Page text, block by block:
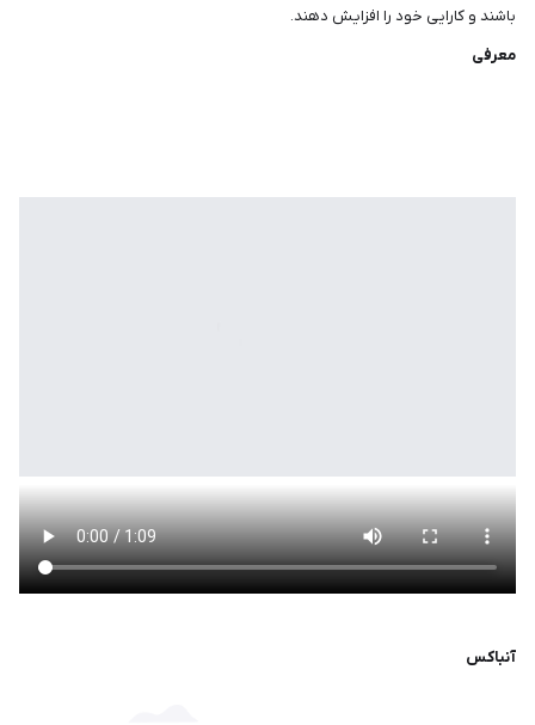
باشند و کارایی خود را افزایش دهند‏.‏
معرفی
آنباکس